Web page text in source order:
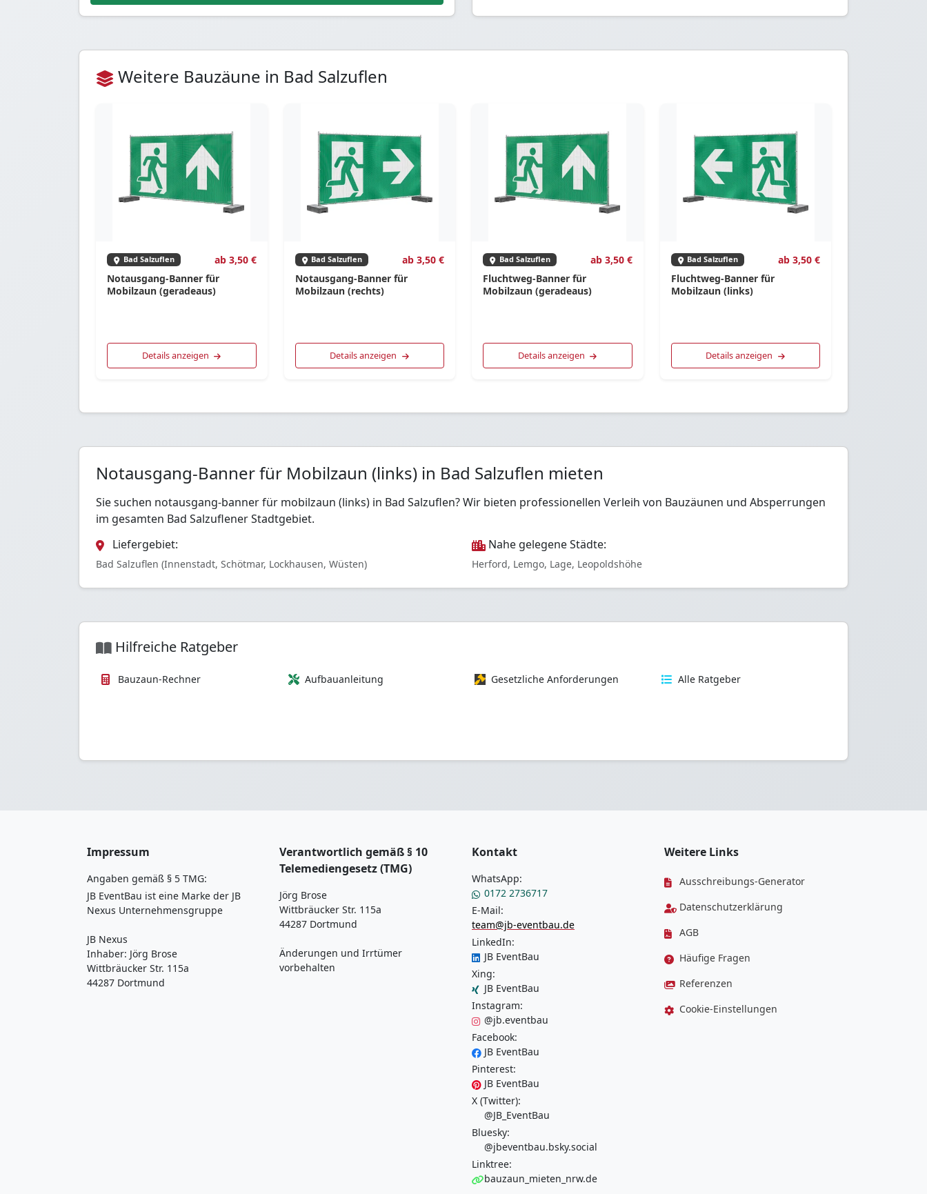
Weitere Bauzäune in Bad Salzuflen
Bad Salzuflen
ab 3,50 €
Notausgang-Banner für
Mobilzaun (geradeaus)
Details anzeigen
Bad Salzuflen
ab 3,50 €
Notausgang-Banner für
Mobilzaun (rechts)
Details anzeigen
Bad Salzuflen
ab 3,50 €
Fluchtweg-Banner für
Mobilzaun (geradeaus)
Details anzeigen
Bad Salzuflen
ab 3,50 €
Fluchtweg-Banner für
Mobilzaun (links)
Details anzeigen
Notausgang-Banner für Mobilzaun (links) in Bad Salzuflen mieten
Sie suchen notausgang-banner für mobilzaun (links) in Bad Salzuflen? Wir bieten professionellen Verleih von Bauzäunen und Absperrungen
im gesamten Bad Salzuflener Stadtgebiet.
Liefergebiet:
Bad Salzuflen (Innenstadt, Schötmar, Lockhausen, Wüsten)
Nahe gelegene Städte:
Herford, Lemgo, Lage, Leopoldshöhe
Hilfreiche Ratgeber
Bauzaun-Rechner Aufbauanleitung Gesetzliche Anforderungen Alle Ratgeber
Impressum
Angaben gemäß § 5 TMG:
JB EventBau ist eine Marke der JB
Nexus Unternehmensgruppe
JB Nexus
Inhaber: Jörg Brose
Wittbräucker Str. 115a
44287 Dortmund
Verantwortlich gemäß § 10
Telemediengesetz (TMG)
Jörg Brose
Wittbräucker Str. 115a
44287 Dortmund
Änderungen und Irrtümer
vorbehalten
Kontakt
WhatsApp:
0172 2736717
E-Mail:
team@jb-eventbau.de
LinkedIn:
JB EventBau
Xing:
JB EventBau
Instagram:
@jb.eventbau
Facebook:
JB EventBau
Pinterest:
JB EventBau
X (Twitter):
@JB_EventBau
Bluesky:
@jbeventbau.bsky.social
Linktree:
bauzaun_mieten_nrw.de
Weitere Links
Ausschreibungs-Generator
Datenschutzerklärung
AGB
Häufige Fragen
Referenzen
Cookie-Einstellungen